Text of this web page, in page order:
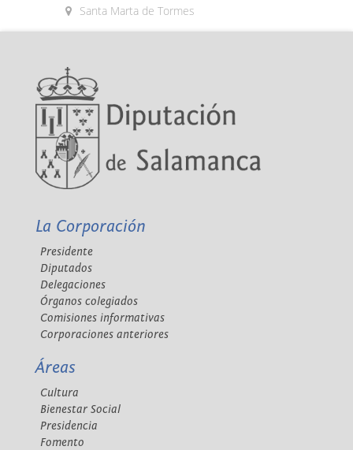
Santa Marta de Tormes
La Corporación
Presidente
Diputados
Delegaciones
Órganos colegiados
Comisiones informativas
Corporaciones anteriores
Áreas
Cultura
Bienestar Social
Presidencia
Fomento